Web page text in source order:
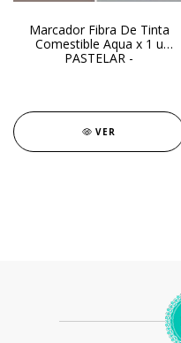
Marcador Fibra De Tinta
Comestible Aqua x 1 u
PASTELAR -
VER